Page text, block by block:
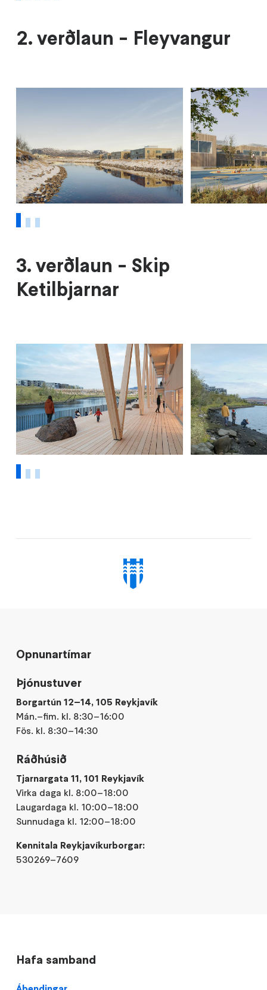
2. verðlaun - Fleyvangur
1
3. verðlaun - Skip
Ketilbjarnar
1
Opnunartímar
Þjónustuver
Borgartún 12–14, 105 Reykjavík
Mán.–fim. kl. 8:30–16:00
Fös. kl. 8:30–14:30
Ráðhúsið
Tjarnargata 11, 101 Reykjavík
Virka daga kl. 8:00–18:00
Laugardaga kl. 10:00–18:00
Sunnudaga kl. 12:00–18:00
Kennitala Reykjavíkurborgar:
530269–7609
Hafa samband